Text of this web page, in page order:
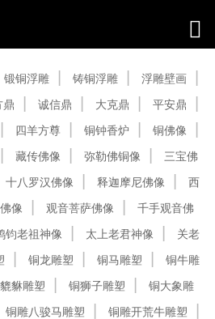
锻铜浮雕 铸铜浮雕
浮雕壁画
鼎 诚信鼎 大克鼎
平安鼎
四羊方尊 铜钟香炉
铜佛像
藏传佛像 弥勒佛铜像
三宝佛
十八罗汉佛像 释迦摩尼佛像
西
像 观音菩萨佛像
千手观音佛
钧老祖神像 太上老君神像
关老
铜龙雕塑 铜马雕塑
铜牛雕
貅雕塑 铜狮子雕塑
铜大象雕
铜雕八骏马雕塑
铜雕开荒牛雕塑